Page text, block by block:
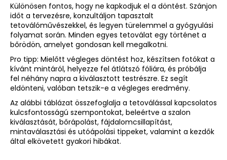
Különösen fontos, hogy ne kapkodjuk el a döntést. Szánjon
időt a tervezésre, konzultáljon tapasztalt
tetoválóművészekkel, és legyen türelemmel a gyógyulási
folyamat során. Minden egyes tetoválat egy történet a
bőrödön, amelyet gondosan kell megalkotni.
Pro tipp: Mielőtt végleges döntést hoz, készítsen fotókat a
kívánt mintáról, helyezze fel átlátszó fóliára, és próbálja
fel néhány napra a kiválasztott testrészre. Ez segít
eldönteni, valóban tetszik-e a végleges eredmény.
Az alábbi táblázat összefoglalja a tetoválással kapcsolatos
kulcsfontosságú szempontokat, beleértve a szalon
kiválasztását, bőrápolást, fájdalomcsillapítást,
mintaválasztási és utóápolási tippeket, valamint a kezdők
által elkövetett gyakori hibákat.